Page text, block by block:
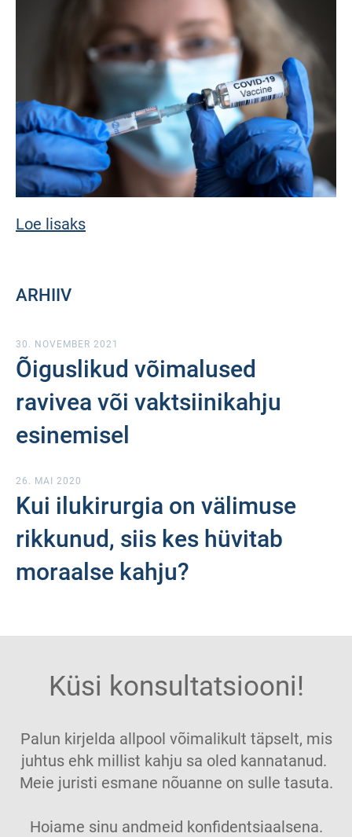
Loe lisaks
ARHIIV
30. NOVEMBER 2021
Õiguslikud võimalused
ravivea või vaktsiinikahju
esinemisel
26. MAI 2020
Kui ilukirurgia on välimuse
rikkunud, siis kes hüvitab
moraalse kahju?
Küsi konsultatsiooni!
Palun kirjelda allpool võimalikult täpselt, mis
juhtus ehk millist kahju sa oled kannatanud.
Meie juristi esmane nõuanne on sulle tasuta.
Hoiame sinu andmeid konfidentsiaalsena.